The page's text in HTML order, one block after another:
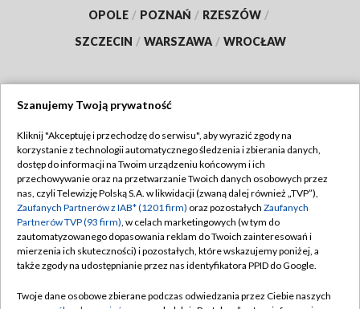
OPOLE / POZNAŃ / RZESZÓW /
SZCZECIN / WARSZAWA / WROCŁAW
TVP
Abonament TVP
Emisja w TVP
Centrum informacji TVP
Naziemna Telewizja Cyfrowa
Regulamin TVP
Polityka prywatności
Moje zgody
Pomoc
Szanujemy Twoją prywatność
Kliknij "Akceptuję i przechodzę do serwisu", aby wyrazić zgody na
korzystanie z technologii automatycznego śledzenia i zbierania danych,
dostęp do informacji na Twoim urządzeniu końcowym i ich
przechowywanie oraz na przetwarzanie Twoich danych osobowych przez
nas, czyli Telewizję Polską S.A. w likwidacji (zwaną dalej również „TVP”),
Zaufanych Partnerów z IAB* (1201 firm) oraz pozostałych Zaufanych
Partnerów TVP (93 firm), w celach marketingowych (w tym do
zautomatyzowanego dopasowania reklam do Twoich zainteresowań i
mierzenia ich skuteczności) i pozostałych, które wskazujemy poniżej, a
także zgody na udostępnianie przez nas identyfikatora PPID do Google.
Twoje dane osobowe zbierane podczas odwiedzania przez Ciebie naszych